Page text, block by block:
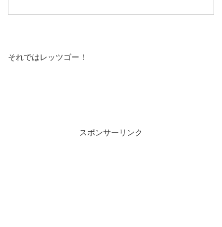
それではレッツゴー！
スポンサーリンク